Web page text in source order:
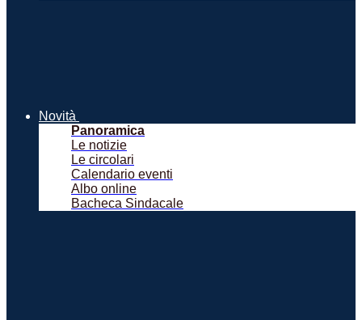
Novità
Panoramica
Le notizie
Le circolari
Calendario eventi
Albo online
Bacheca Sindacale